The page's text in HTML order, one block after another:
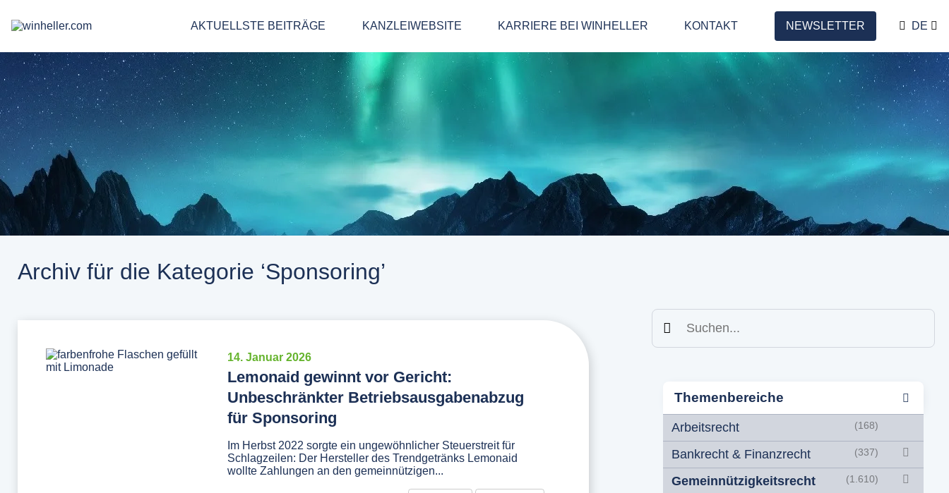
AKTUELLSTE BEITRÄGE KANZLEIWEBSITE KARRIERE BEI WINHELLER KONTAKT NEWSLETTER DE
Archiv für die Kategorie ‘Sponsoring’
14. Januar 2026
Lemonaid gewinnt vor Gericht:
Unbeschränkter Betriebsausgabenabzug
für Sponsoring
Im Herbst 2022 sorgte ein ungewöhnlicher Steuerstreit für
Schlagzeilen: Der Hersteller des Trendgetränks Lemonaid
wollte Zahlungen an den gemeinnützigen...
Suchen
Themenbereiche
Arbeitsrecht (168)
Bankrecht & Finanzrecht (337)
Gemeinnützigkeitsrecht (1.610)